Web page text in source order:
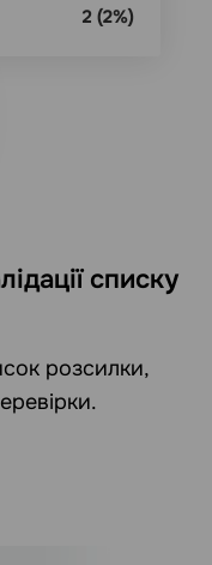
списку
розсилки,